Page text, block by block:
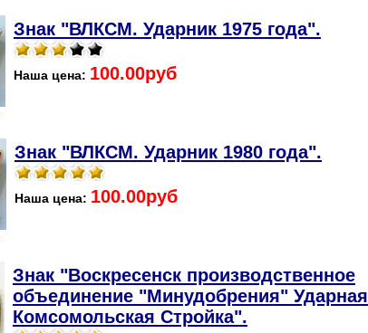
Знак "ВЛКСМ. Ударник 1975 года".
Наша цена: 100.00руб
Знак "ВЛКСМ. Ударник 1980 года".
Наша цена: 100.00руб
Знак "Воскресенск производственное
объединение "Минудобрения" Ударная
Комсомольская Стройка".